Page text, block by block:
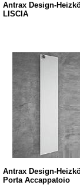
Antrax Design-
LISCIA
Antrax Design-
Porta Accappatoio